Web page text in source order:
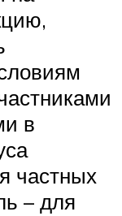
в
частных
– для